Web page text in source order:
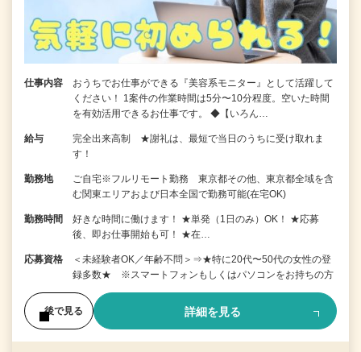
仕事内容
おうちでお仕事ができる『美容系モニター』として活躍して
ください！ 1案件の作業時間は5分〜10分程度。空いた時間
を有効活用できるお仕事です。 ◆【いろん…
給与
完全出来高制 ★謝礼は、最短で当日のうちに受け取れま
す！
勤務地
ご自宅※フルリモート勤務 東京都その他、東京都全域を含
む関東エリアおよび日本全国で勤務可能(在宅OK)
勤務時間
好きな時間に働けます！ ★単発（1日のみ）OK！ ★応募
後、即お仕事開始も可！ ★在…
応募資格
＜未経験者OK／年齢不問＞⇒★特に20代〜50代の女性の登
録多数★ ※スマートフォンもしくはパソコンをお持ちの方
後で見る 詳細を見る